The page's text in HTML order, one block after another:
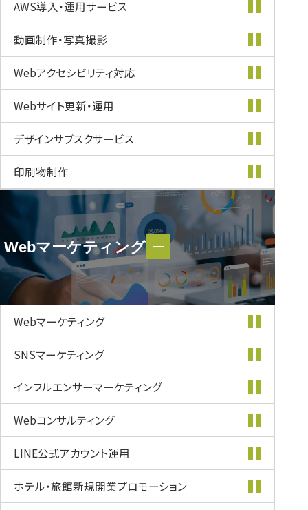
AWS導入・運用サービス
動画制作・写真撮影
Webアクセシビリティ対応
Webサイト更新・運用
デザインサブスクサービス
印刷物制作
Webマーケティング
Webマーケティング
Webマーケティング
SNSマーケティング
インフルエンサーマーケティング
Webコンサルティング
LINE公式アカウント運用
ホテル・旅館新規開業プロモーション